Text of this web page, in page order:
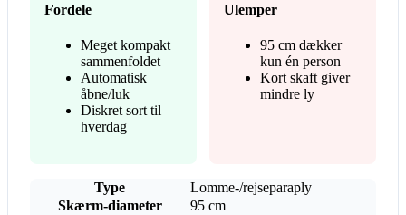
Fordele
Meget kompakt
sammenfoldet
Automatisk
åbne/luk
Diskret sort til
hverdag
Ulemper
95 cm dækker
kun én person
Kort skaft giver
mindre ly
Type
Lomme-/rejseparaply
Skærm-diameter
95 cm